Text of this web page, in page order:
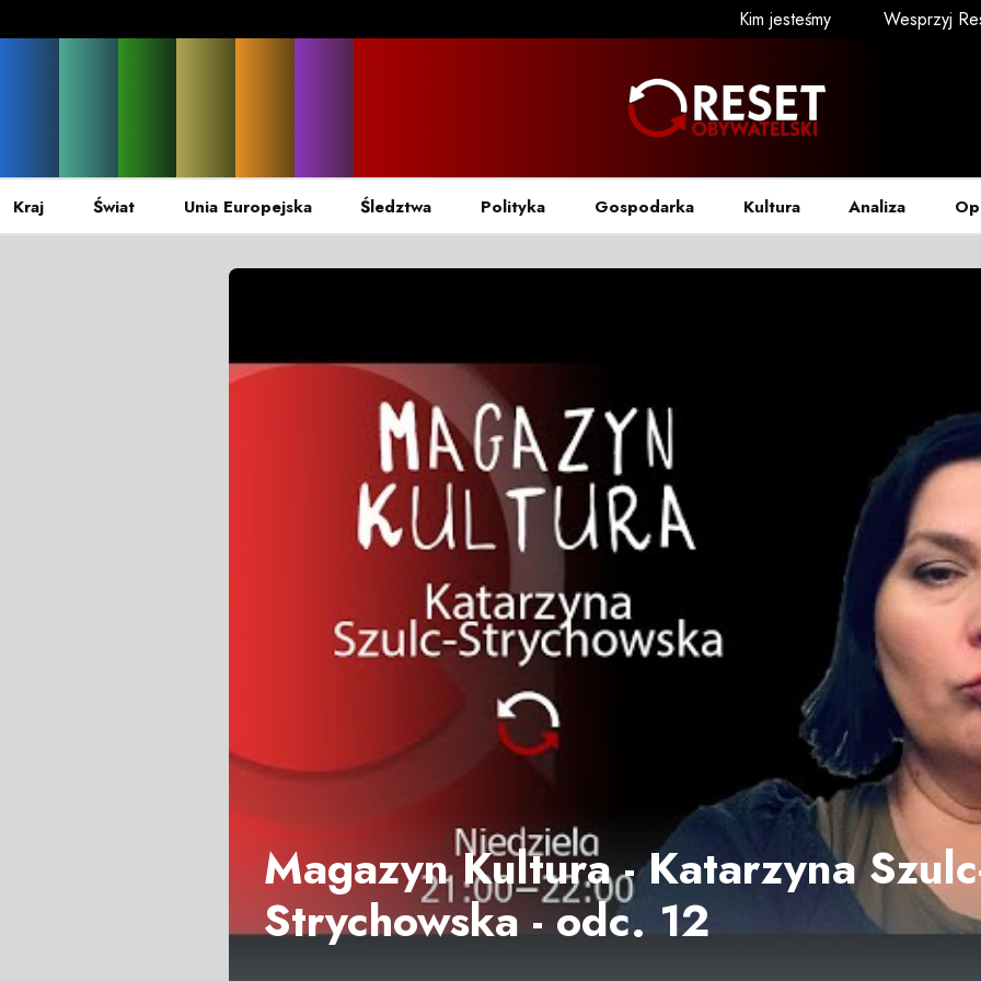
Kim jesteśmy Wesprzyj
Kraj Świat Unia Europejska Śledztwa Polityka Gospodarka Kultura Analiza
Magazyn Kultura - Katarzyna
Strychowska - odc. 12